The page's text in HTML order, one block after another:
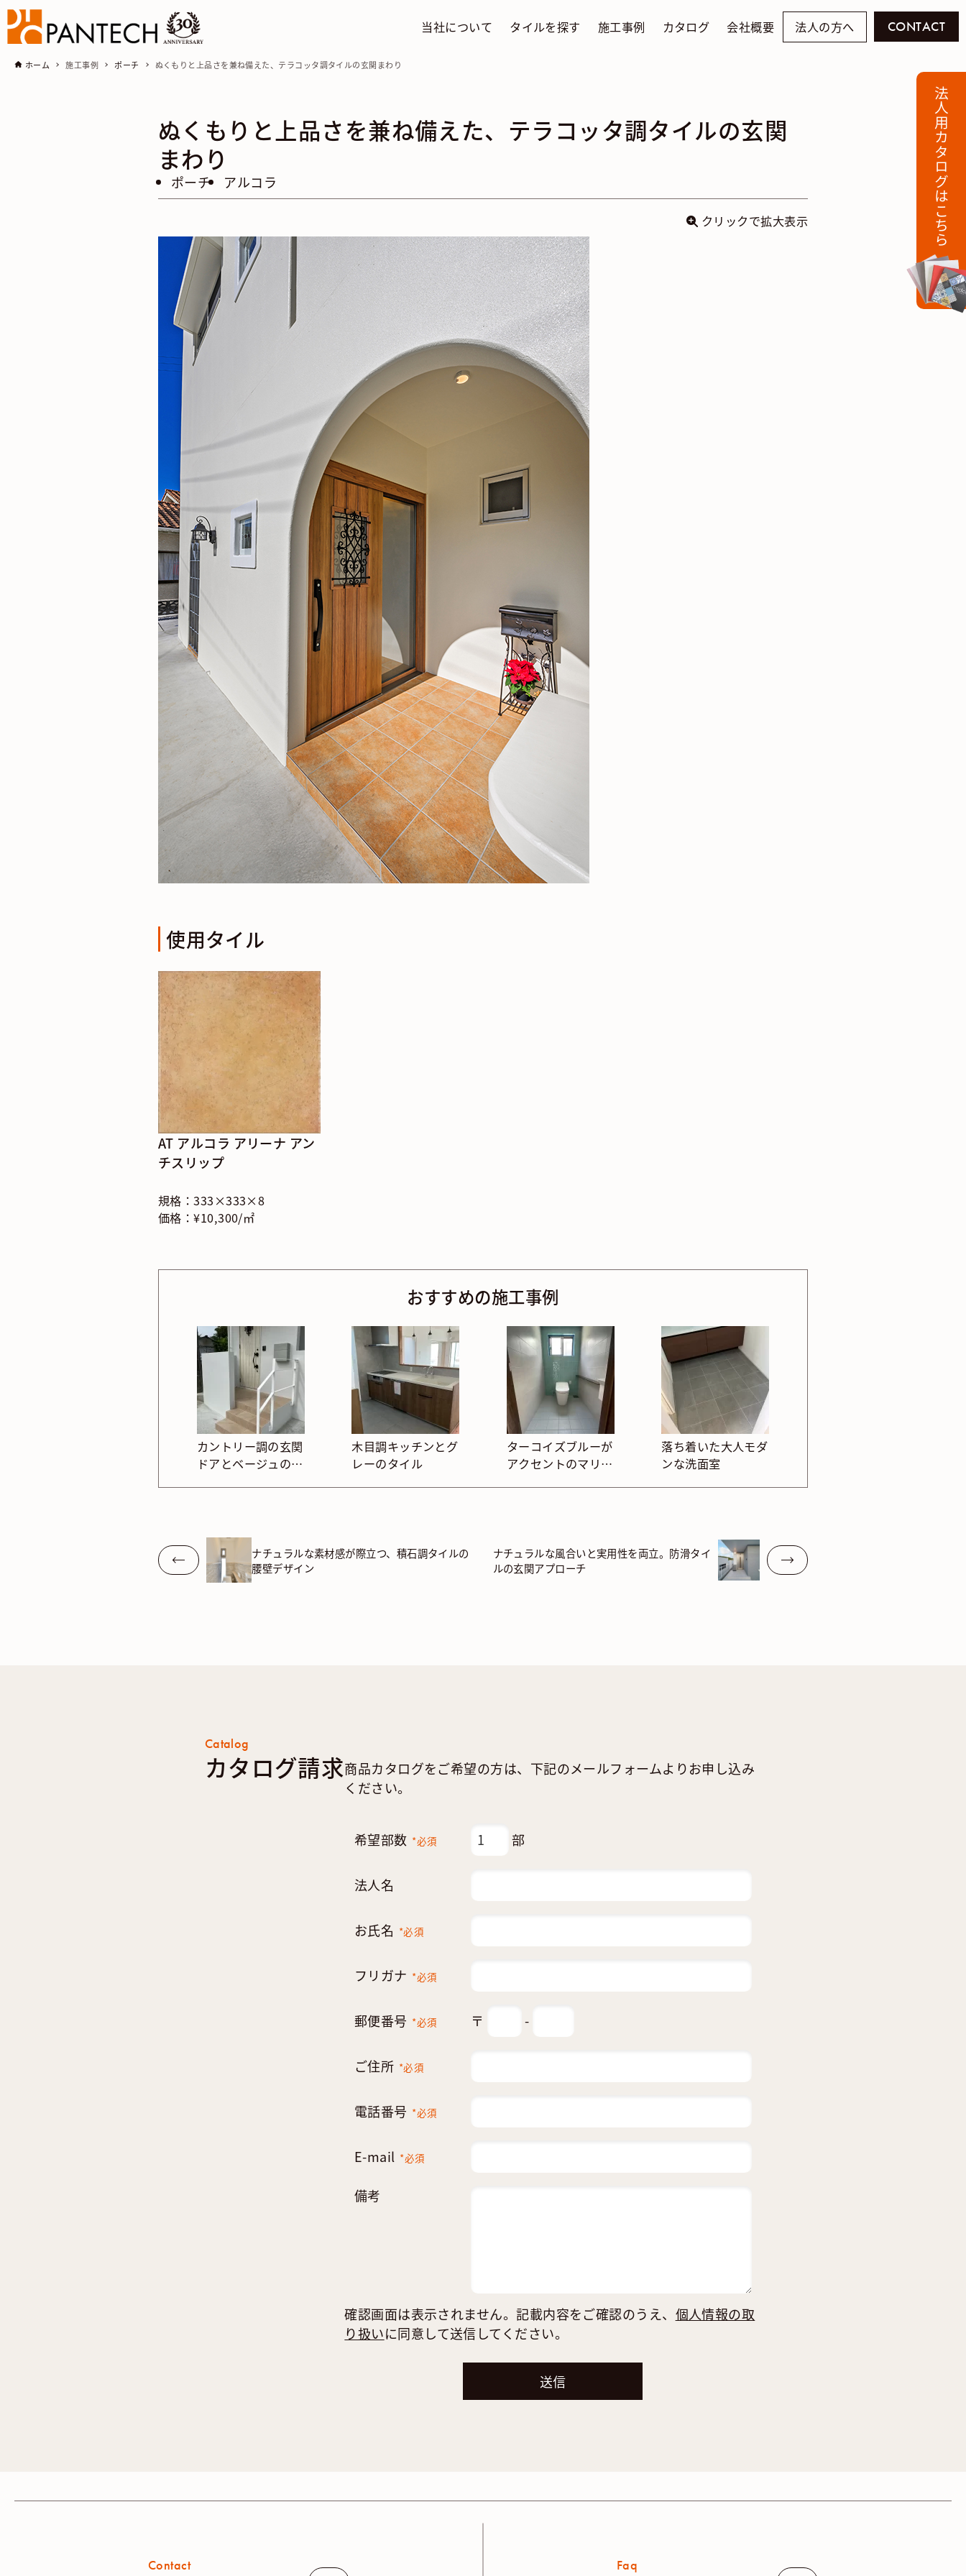
当社について タイルを探す 施工事例 カタログ 会社概要 法人の方へ CONTACT
ホーム 施工事例 ポーチ ぬくもりと上品さを兼ね備えた、テラコッタ調タイルの玄関まわり
ぬくもりと上品さを兼ね備えた、テラコッタ調タイルの玄関
まわり
ポーチ アルコラ
クリックで拡大表示
使用タイル
AT アルコラ アリーナ アン
チスリップ
規格：333×333×8
価格：¥10,300/㎡
おすすめの施工事例
カントリー調の玄関
ドアとベージュのタ
木目調キッチンとグ
レーのタイル
ターコイズブルーが
アクセントのマリン
落ち着いた大人モダ
ンな洗面室
ナチュラルな素材感が際立つ、積石調タイルの
腰壁デザイン
ナチュラルな風合いと実用性を両立。防滑タイ
ルの玄関アプローチ
法人用カタログはこちら
Catalog
カタログ請求商品カタログをご希望の方は、下記のメールフォームよりお申し込み
ください。
希望部数 *必須 部
法人名
お氏名 *必須
フリガナ *必須
郵便番号 *必須 〒 -
ご住所 *必須
電話番号 *必須
E-mail *必須
備考
確認画面は表示されません。記載内容をご確認のうえ、 個人情報の取
り扱いに同意して送信してください。
Contact Faq